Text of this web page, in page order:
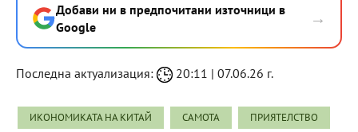
Добави ни в предпочитани източници в
Google
→
Последна актуализация: 20:11 | 07.06.26 г.
ИКОНОМИКАТА НА КИТАЙ САМОТА ПРИЯТЕЛСТВО